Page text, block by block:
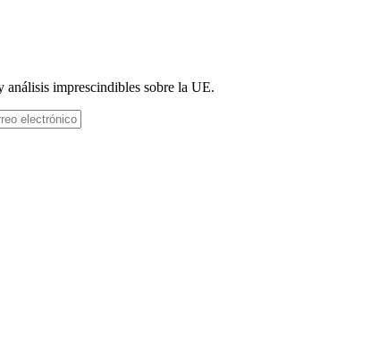
imprescindibles sobre la UE.